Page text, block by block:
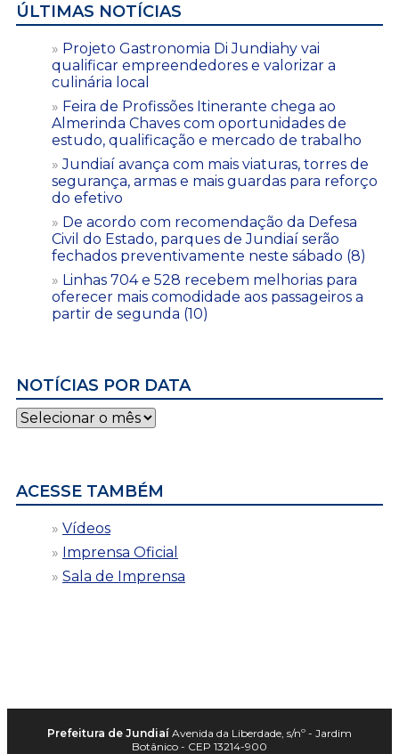
ÚLTIMAS NOTÍCIAS
Projeto Gastronomia Di Jundiahy vai
qualificar empreendedores e valorizar a
culinária local
Feira de Profissões Itinerante chega ao
Almerinda Chaves com oportunidades de
estudo, qualificação e mercado de trabalho
Jundiaí avança com mais viaturas, torres de
segurança, armas e mais guardas para reforço
do efetivo
De acordo com recomendação da Defesa
Civil do Estado, parques de Jundiaí serão
fechados preventivamente neste sábado (8)
Linhas 704 e 528 recebem melhorias para
oferecer mais comodidade aos passageiros a
partir de segunda (10)
NOTÍCIAS POR DATA
Notícias
por
ACESSE TAMBÉM
Vídeos
Imprensa Oficial
Sala de Imprensa
Prefeitura de Jundiaí Avenida da Liberdade, s/nº - Jardim
Botânico - CEP 13214-900